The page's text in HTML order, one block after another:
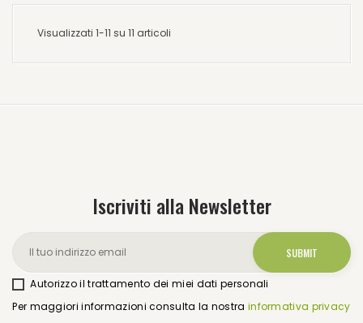
Visualizzati 1-11 su 11 articoli
Iscriviti alla Newsletter
Autorizzo il trattamento dei miei dati personali
Per maggiori informazioni consulta la nostra informativa privacy